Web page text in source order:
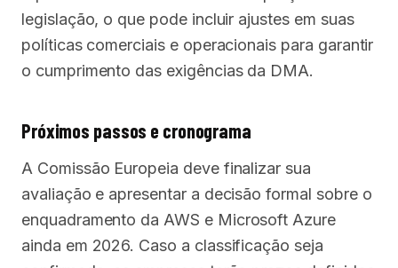
legislação, o que pode incluir ajustes em suas
políticas comerciais e operacionais para garantir
o cumprimento das exigências da DMA.
Próximos passos e cronograma
A Comissão Europeia deve finalizar sua
avaliação e apresentar a decisão formal sobre o
enquadramento da AWS e Microsoft Azure
ainda em 2026. Caso a classificação seja